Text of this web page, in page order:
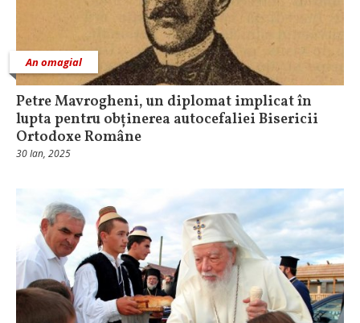
An omagial
Petre Mavrogheni, un diplomat implicat în
lupta pentru obținerea autocefaliei Bisericii
Ortodoxe Române
30 Ian, 2025